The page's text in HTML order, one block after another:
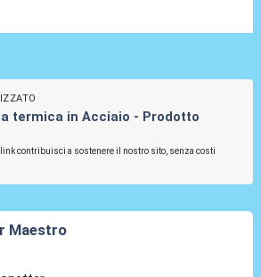
termica in Acciaio - Prodotto
contribuisci a sostenere il nostro sito, senza costi
Maestro